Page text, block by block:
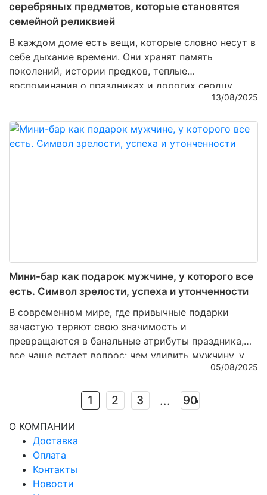
серебряных предметов, которые становятся
семейной реликвией
В каждом доме есть вещи, которые словно несут в
себе дыхание времени. Они хранят память
поколений, истории предков, теплые
воспоминания о праздниках и дорогих сердцу
людях. Среди множества материалов именно
утонченности и долговечности. Его благородный
блеск не тускнеет, а напротив – с годами
13/08/2025
Мини-бар как подарок мужчине, у которого все
есть. Символ зрелости, успеха и утонченности
В современном мире, где привычные подарки
зачастую теряют свою значимость и
превращаются в банальные атрибуты праздника,
все чаще встает вопрос: чем удивить мужчину, у
которого, кажется, уже есть абсолютно все? Ответ
выгоде, а в эстетике и глубинном символизме.
Настоящий подарок – это не вещь, которую можно
использовать ежедневно без особого внимания, а
предмет, который станет выражением уважения,
признания и тонкого вкуса. Именно поэтому мини-
бар из благородных материалов — это больше, чем
подарок. Это знак зрелости, успеха и внутреннего
05/08/2025
1 2 3 ... 90
О КОМПАНИИ
Доставка
Оплата
Контакты
Новости